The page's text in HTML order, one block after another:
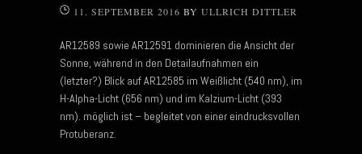
11. SEPTEMBER 2016 BY ULLRICH DITTLER
AR12589 sowie AR12591 dominieren die Ansicht der
Sonne, während in den Detailaufnahmen ein
(letzter?) Blick auf AR12585 im Weißlicht (540 nm), im
H-Alpha-Licht (656 nm) und im Kalzium-Licht (393
nm). möglich ist – begleitet von einer eindrucksvollen
Protuberanz.